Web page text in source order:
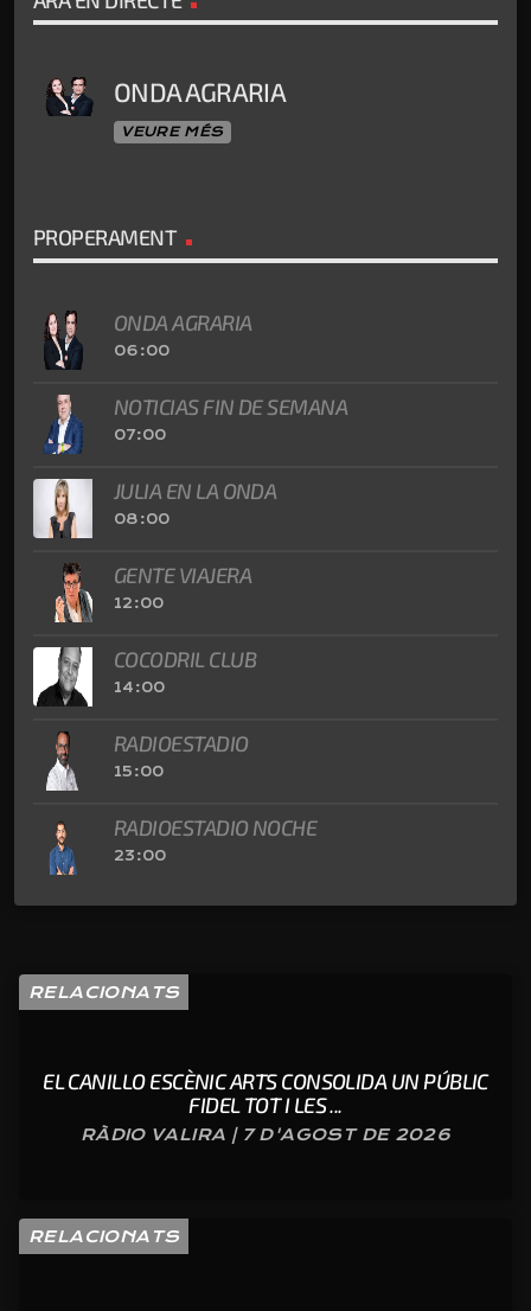
ONDA AGRARIA
VEURE MÉS
PROPERAMENT
ONDA AGRARIA
06:00
NOTICIAS FIN DE SEMANA
07:00
JULIA EN LA ONDA
08:00
GENTE VIAJERA
12:00
COCODRIL CLUB
14:00
RADIOESTADIO
15:00
RADIOESTADIO NOCHE
23:00
RELACIONATS
EL CANILLO ESCÈNIC ARTS CONSOLIDA UN PÚBLIC
FIDEL TOT I LES ...
RÀDIO VALIRA | 7 D'AGOST DE 2026
RELACIONATS